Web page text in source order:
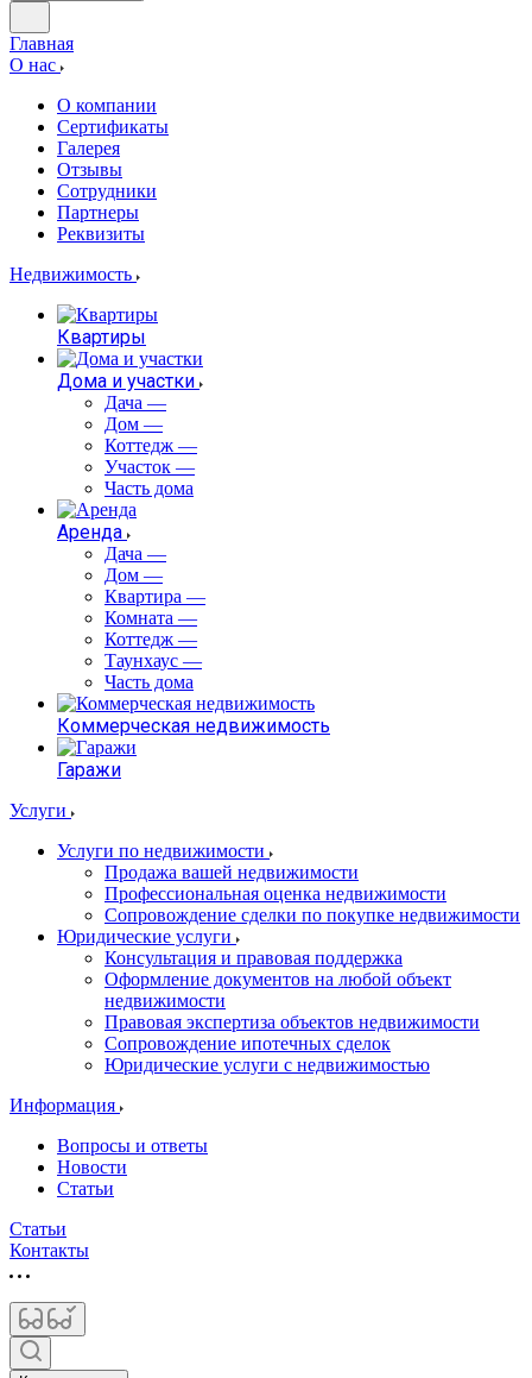
Главная
О нас
О компании
Сертификаты
Галерея
Отзывы
Сотрудники
Партнеры
Реквизиты
Недвижимость
Квартиры
Дома и участки
Дача —
Дом —
Коттедж —
Участок —
Часть дома
Аренда
Дача —
Дом —
Квартира —
Комната —
Коттедж —
Таунхаус —
Часть дома
Коммерческая недвижимость
Гаражи
Услуги
Услуги по недвижимости
Продажа вашей недвижимости
Профессиональная оценка недвижимости
Сопровождение сделки по покупке недвижимости
Юридические услуги
Консультация и правовая поддержка
Оформление документов на любой объект
недвижимости
Правовая экспертиза объектов недвижимости
Сопровождение ипотечных сделок
Юридические услуги с недвижимостью
Информация
Вопросы и ответы
Новости
Статьи
Статьи
Контакты